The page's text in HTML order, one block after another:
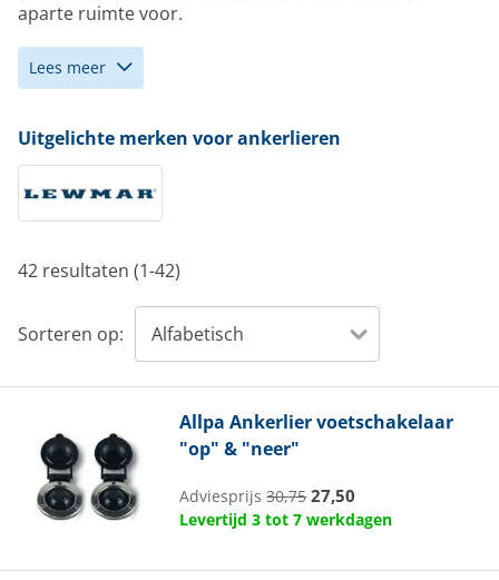
aparte ruimte voor.
Lees meer
Uitgelichte merken voor ankerlieren
42 resultaten (1-42)
Sorteren op:
Allpa Ankerlier voetschakelaar
"op" & "neer"
Adviesprijs30,75 27,50
Levertijd 3 tot 7 werkdagen